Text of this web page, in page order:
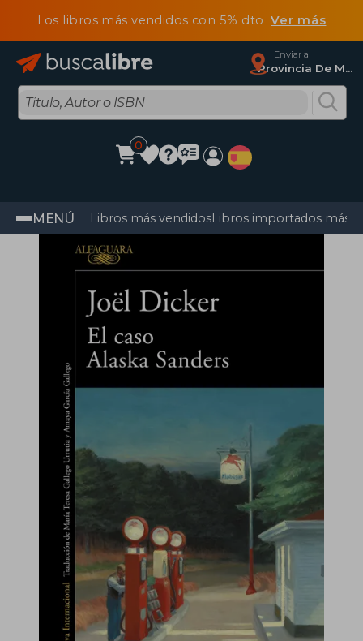
Los libros más vendidos con 5% dtoVer más
Enviar a
Provincia De Madrid
0
MENÚ Libros más vendidosLibros importados más